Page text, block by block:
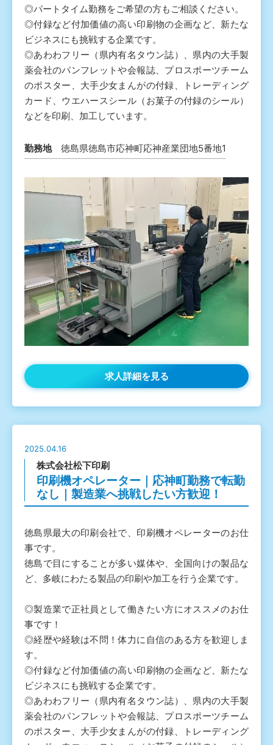
◎パートタイム勤務をご希望の方もご相談ください。
◎付録など付加価値の高い印刷物の企画など、新たな
ビジネスにも挑戦する企業です。
◎あわわフリー（県内有名タウン誌）、県内の大手製
薬会社のパンフレットや会報誌、プロスポーツチーム
のポスター、大手少女まんがの付録、トレーディング
カード、ウエハースシール（お菓子の付録のシール）
などを印刷、加工しています。
勤務地 徳島県徳島市応神町応神産業団地5番地1
求人詳細を見る
2025.04.16
株式会社松下印刷
印刷機オペレーター｜応神町勤務で転勤
なし｜製造業へ挑戦したい方歓迎！
徳島県最大の印刷会社で、印刷機オペレーターのお仕
事です。
徳島で目にすることが多い媒体や、全国向けの製品な
ど、多岐にわたる製品の印刷や加工を行う企業です。
◎製造業で正社員として働きたい方にオススメのお仕
事です！
◎経歴や経験は不問！体力に自信のある方を歓迎しま
す。
◎付録など付加価値の高い印刷物の企画など、新たな
ビジネスにも挑戦する企業です。
◎あわわフリー（県内有名タウン誌）、県内の大手製
薬会社のパンフレットや会報誌、プロスポーツチーム
のポスター、大手少女まんがの付録、トレーディング